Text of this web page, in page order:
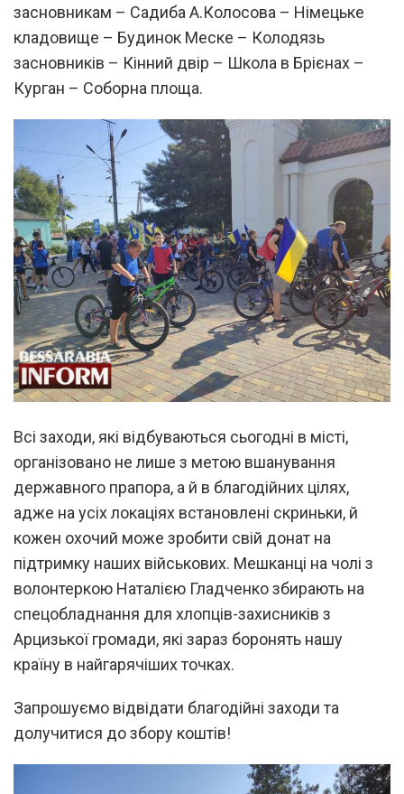
засновникам – Садиба А.Колосова – Німецьке
кладовище – Будинок Меске – Колодязь
засновників – Кінний двір – Школа в Брієнах –
Курган – Соборна площа.
Всі заходи, які відбуваються сьогодні в місті,
організовано не лише з метою вшанування
державного прапора, а й в благодійних цілях,
адже на усіх локаціях встановлені скриньки, й
кожен охочий може зробити свій донат на
підтримку наших військових. Мешканці на чолі з
волонтеркою Наталією Гладченко збирають на
спецобладнання для хлопців-захисників з
Арцизької громади, які зараз боронять нашу
країну в найгарячіших точках.
Запрошуємо відвідати благодійні заходи та
долучитися до збору коштів!